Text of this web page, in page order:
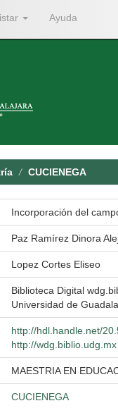
Ayuda
CUCIENEGA
Incorporación del
Paz Ramírez Dinora
Lopez Cortes Eliseo
Biblioteca Digital
Universidad de
http://hdl.handle.net/
http://wdg.biblio.udg.mx
MAESTRIA EN
CUCIENEGA